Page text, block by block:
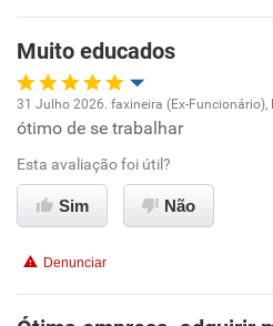
Ambiente de trabalho
Conciliação com a vida familiar
Benefícios
Recomenda esta empresa
Recomenda a diretoria
Muito educados
Oportunidade de promoção
Ambiente de trabalho
Benefícios
31 Julho 2026. faxineira (Ex-Funcionário),
ótimo de se trabalhar
Esta avaliação foi útil?
Sim Não
Denunciar